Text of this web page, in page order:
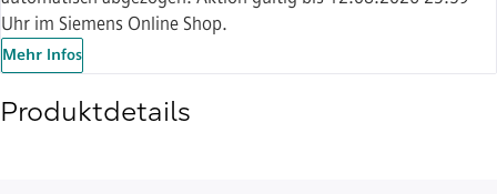
Uhr im Siemens Online Shop.
Mehr Infos
Produktdetails